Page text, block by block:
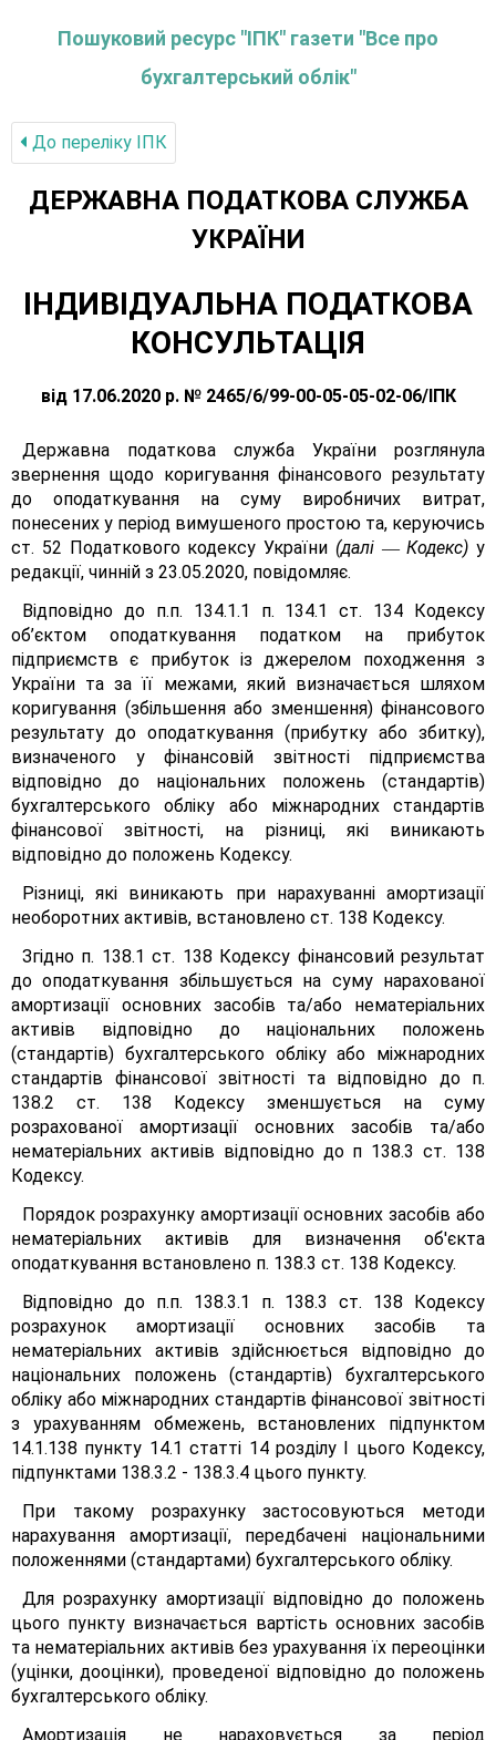
Пошуковий ресурс "ІПК" газети "Все про
бухгалтерський облік"
До переліку IПК
ДЕРЖАВНА ПОДАТКОВА СЛУЖБА
УКРАЇНИ
ІНДИВІДУАЛЬНА ПОДАТКОВА
КОНСУЛЬТАЦІЯ
від 17.06.2020 р. № 2465/6/99-00-05-05-02-06/ІПК
Державна податкова служба України розглянула
звернення щодо коригування фінансового результату
до оподаткування на суму виробничих витрат,
понесених у період вимушеного простою та, керуючись
ст. 52 Податкового кодексу України (далі —Кодекс) у
редакції, чинній з 23.05.2020, повідомляє.
Відповідно до п.п. 134.1.1 п. 134.1 ст. 134 Кодексу
об’єктом оподаткування податком на прибуток
підприємств є прибуток із джерелом походження з
України та за її межами, який визначається шляхом
коригування (збільшення або зменшення) фінансового
результату до оподаткування (прибутку або збитку),
визначеного у фінансовій звітності підприємства
відповідно до національних положень (стандартів)
бухгалтерського обліку або міжнародних стандартів
фінансової звітності, на різниці, які виникають
відповідно до положень Кодексу.
Різниці, які виникають при нарахуванні амортизації
необоротних активів, встановлено ст. 138 Кодексу.
Згідно п. 138.1 ст. 138 Кодексу фінансовий результат
до оподаткування збільшується на суму нарахованої
амортизації основних засобів та/або нематеріальних
активів відповідно до національних положень
(стандартів) бухгалтерського обліку або міжнародних
стандартів фінансової звітності та відповідно до п.
138.2 ст. 138 Кодексу зменшується на суму
розрахованої амортизації основних засобів та/або
нематеріальних активів відповідно до п 138.3 ст. 138
Кодексу.
Порядок розрахунку амортизації основних засобів або
нематеріальних активів для визначення об'єкта
оподаткування встановлено п. 138.3 ст. 138 Кодексу.
Відповідно до п.п. 138.3.1 п. 138.3 ст. 138 Кодексу
розрахунок амортизації основних засобів та
нематеріальних активів здійснюється відповідно до
національних положень (стандартів) бухгалтерського
обліку або міжнародних стандартів фінансової звітності
з урахуванням обмежень, встановлених підпунктом
14.1.138 пункту 14.1 статті 14 розділу І цього Кодексу,
підпунктами 138.3.2 - 138.3.4 цього пункту.
При такому розрахунку застосовуються методи
нарахування амортизації, передбачені національними
положеннями (стандартами) бухгалтерського обліку.
Для розрахунку амортизації відповідно до положень
цього пункту визначається вартість основних засобів
та нематеріальних активів без урахування їх переоцінки
(уцінки, дооцінки), проведеної відповідно до положень
бухгалтерського обліку.
Амортизація не нараховується за період